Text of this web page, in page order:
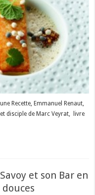
Recette, Emmanuel Renaut,
disciple de Marc Veyrat, livre
et son Bar en